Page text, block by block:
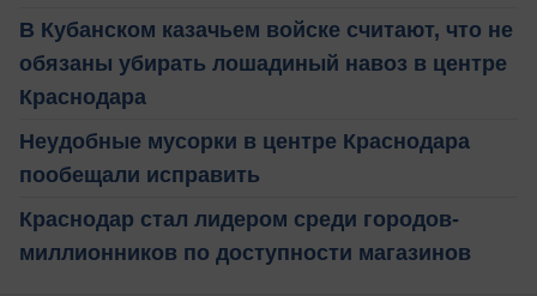
В Кубанском казачьем войске считают, что не
обязаны убирать лошадиный навоз в центре
Краснодара
Неудобные мусорки в центре Краснодара
пообещали исправить
Краснодар стал лидером среди городов-
миллионников по доступности магазинов